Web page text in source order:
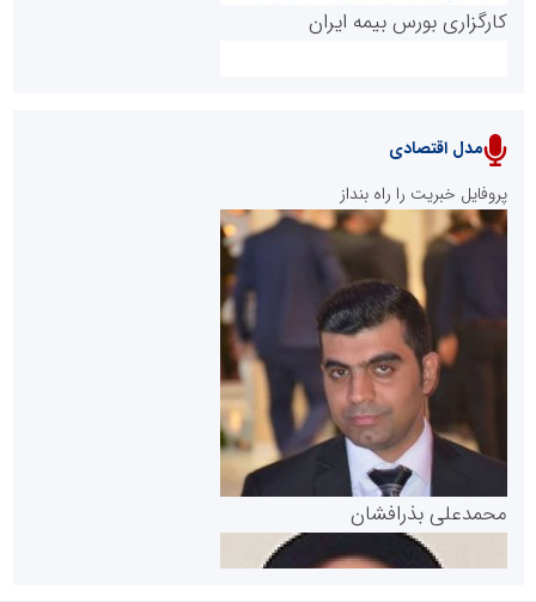
پایگاه خبری نهضت ملی مسکن
پایگاه خبری گفتمان یزد
کارگزاری بورس بیمه ایران
سازمان بورس و اوراق بهادار
مرجع اخبار موثق در بازارسرمایه
مدل اقتصادی
پروفایل خبریت را راه بنداز
محمدعلی بذرافشان